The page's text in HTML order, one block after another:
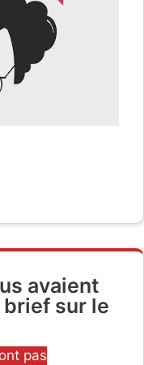
avaient
sur le
pas